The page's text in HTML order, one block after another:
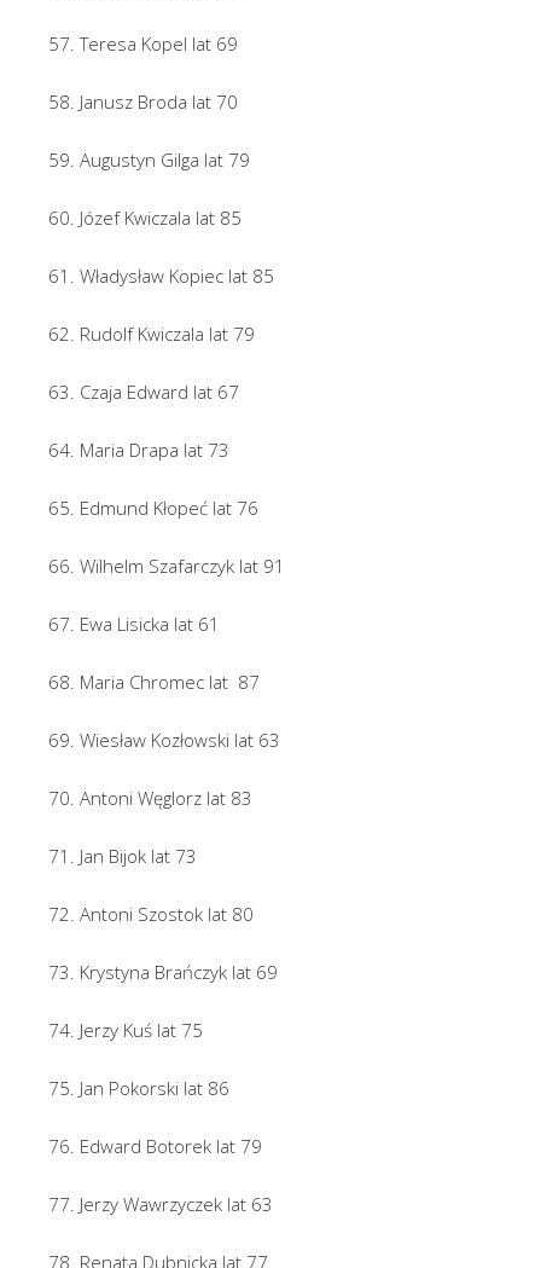
57. Teresa Kopel lat 69
58. Janusz Broda lat 70
59. Augustyn Gilga lat 79
60. Józef Kwiczala lat 85
61. Władysław Kopiec lat 85
62. Rudolf Kwiczala lat 79
63. Czaja Edward lat 67
64. Maria Drapa lat 73
65. Edmund Kłopeć lat 76
66. Wilhelm Szafarczyk lat 91
67. Ewa Lisicka lat 61
68. Maria Chromec lat 87
69. Wiesław Kozłowski lat 63
70. Antoni Węglorz lat 83
71. Jan Bijok lat 73
72. Antoni Szostok lat 80
73. Krystyna Brańczyk lat 69
74. Jerzy Kuś lat 75
75. Jan Pokorski lat 86
76. Edward Botorek lat 79
77. Jerzy Wawrzyczek lat 63
78. Renata Dubnicka lat 77